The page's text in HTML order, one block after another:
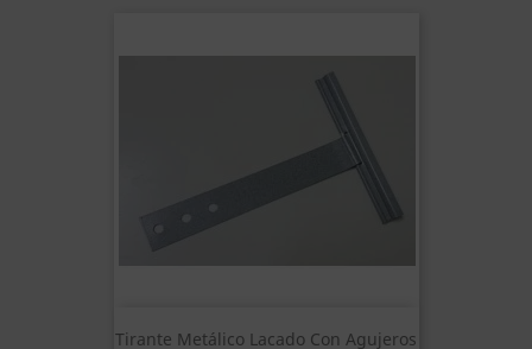
Tirante Metálico Lacado Con Agujeros